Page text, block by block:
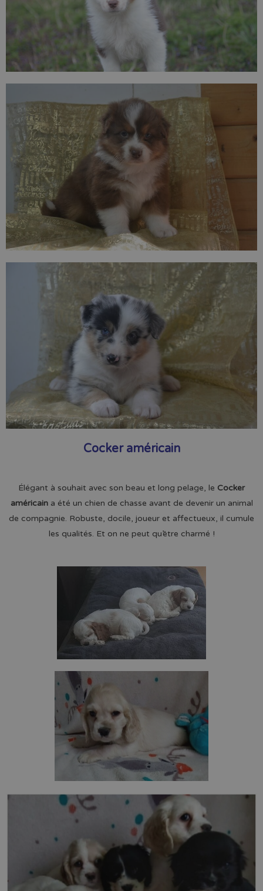
Cocker américain
Élégant à souhait avec son beau et long pelage, le Cocker
américaina été un chien de chasse avant de devenir un animal
de compagnie. Robuste, docile, joueur et affectueux, il cumule
les qualités. Et on ne peut qu’être charmé !